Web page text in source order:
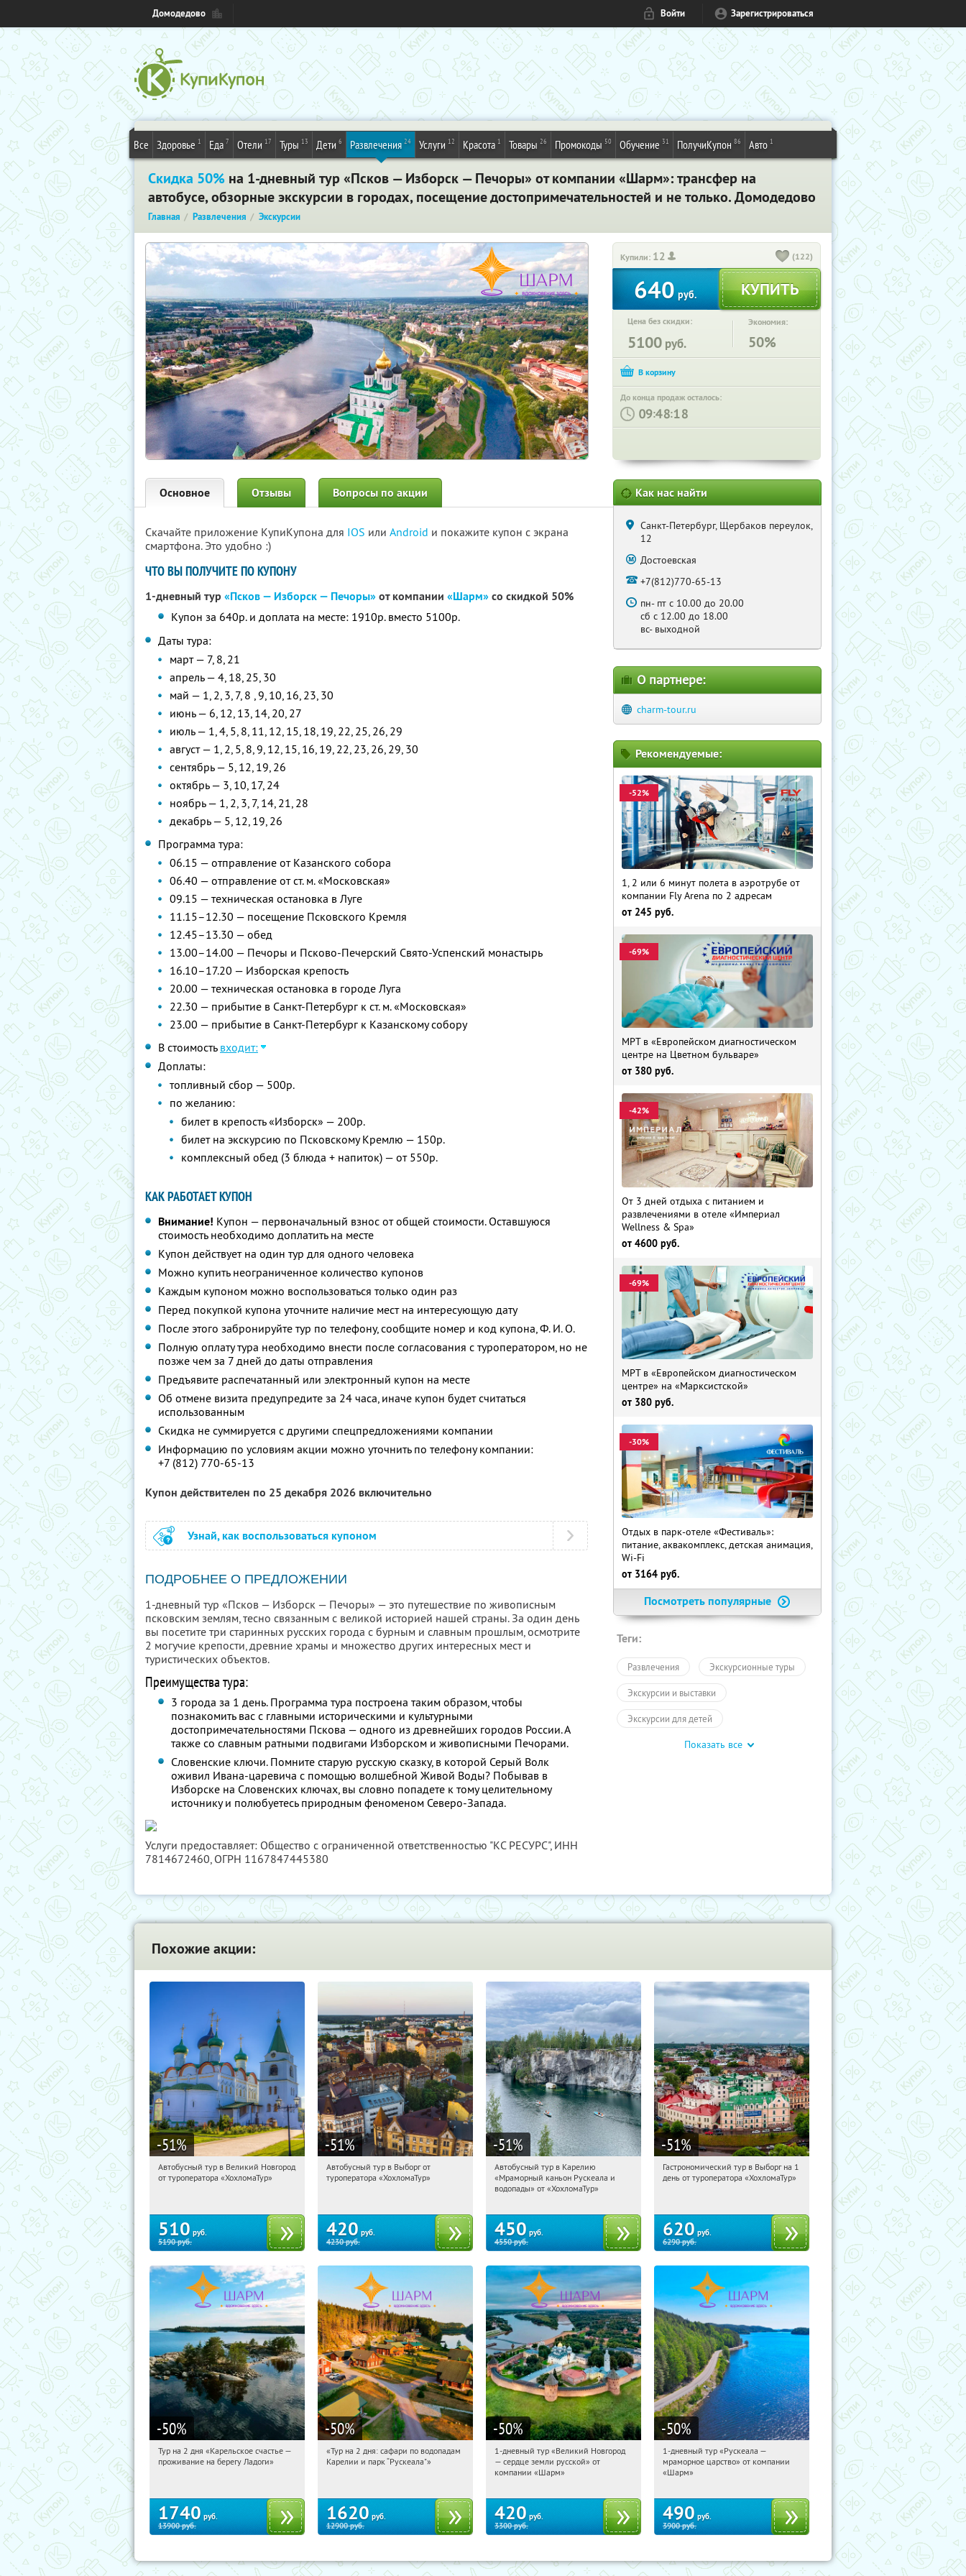
Домодедово Войти Зарегистрироваться
Все Здоровье 1 Еда 7 Отели 17 Туры 13 Дети 6 Развлечения 24 Услуги 12 Красота 1 Товары 26 Промокоды 50 Обучение 31 ПолучиКупон 86 Авто 1
Скидка 50% на 1-дневный тур «Псков — Изборск — Печоры» от компании «Шарм»: трансфер на
автобусе, обзорные экскурсии в городах, посещение достопримечательностей и не только. Домодедово
Главная Развлечения Экскурсии
Купили: 12 (122)
640 руб.
Цена без скидки:
5100 руб.
Экономия:
50%
До конца продаж осталось:
: :
Основное Отзывы Вопросы по акции
Скачайте приложение КупиКупона для IOS или Android и покажите купон с экрана
смартфона. Это удобно :)
ЧТО ВЫ ПОЛУЧИТЕ ПО КУПОНУ
1-дневный тур «Псков — Изборск — Печоры»от компании «Шарм»со скидкой 50%
Купон за 640р. и доплата на месте: 1910р. вместо 5100р.
Даты тура:
март — 7, 8, 21
апрель — 4, 18, 25, 30
май — 1, 2, 3, 7, 8 , 9, 10, 16, 23, 30
июнь — 6, 12, 13, 14, 20, 27
июль — 1, 4, 5, 8, 11, 12, 15, 18, 19, 22, 25, 26, 29
август — 1, 2, 5, 8, 9, 12, 15, 16, 19, 22, 23, 26, 29, 30
сентябрь — 5, 12, 19, 26
октябрь — 3, 10, 17, 24
ноябрь — 1, 2, 3, 7, 14, 21, 28
декабрь — 5, 12, 19, 26
Программа тура:
06.15 — отправление от Казанского собора
06.40 — отправление от ст. м. «Московская»
09.15 — техническая остановка в Луге
11.15–12.30 — посещение Псковского Кремля
12.45–13.30 — обед
13.00–14.00 — Печоры и Псково-Печерский Свято-Успенский монастырь
16.10–17.20 — Изборская крепость
20.00 — техническая остановка в городе Луга
22.30 — прибытие в Санкт-Петербург к ст. м. «Московская»
23.00 — прибытие в Санкт-Петербург к Казанскому собору
В стоимость входит:
Доплаты:
топливный сбор — 500р.
по желанию:
билет в крепость «Изборск» — 200р.
билет на экскурсию по Псковскому Кремлю — 150р.
комплексный обед (3 блюда + напиток) — от 550р.
КАК РАБОТАЕТ КУПОН
Внимание! Купон — первоначальный взнос от общей стоимости. Оставшуюся
стоимость необходимо доплатить на месте
Купон действует на один тур для одного человека
Можно купить неограниченное количество купонов
Каждым купоном можно воспользоваться только один раз
Перед покупкой купона уточните наличие мест на интересующую дату
После этого забронируйте тур по телефону, сообщите номер и код купона,Ф. И. О.
Полную оплату тура необходимо внести после согласования с туроператором, но не
позже чем за 7 дней до даты отправления
Предъявите распечатанный или электронный купон на месте
Об отмене визита предупредите за 24 часа, иначе купон будет считаться
использованным
Скидка не суммируется с другими спецпредложениями компании
Информацию по условиям акции можно уточнить по телефону компании:
+7 (812) 770-65-13
Купон действителен по 25 декабря 2026 включительно
Узнай, как воспользоваться купоном
ПОДРОБНЕЕ О ПРЕДЛОЖЕНИИ
1-дневный тур «Псков — Изборск — Печоры» — это путешествие по живописным
псковским землям, тесно связанным с великой историей нашей страны. За один день
вы посетите три старинных русских города с бурным и славным прошлым, осмотрите
2 могучие крепости, древние храмы и множество других интересных мест и
туристических объектов.
Преимущества тура:
3 города за 1 день. Программа тура построена таким образом, чтобы
познакомить вас с главными историческими и культурными
достопримечательностями Пскова — одного из древнейших городов России. А
также со славным ратными подвигами Изборском и живописными Печорами.
Словенские ключи. Помните старую русскую сказку, в которой Серый Волк
оживил Ивана-царевича с помощью волшебной Живой Воды? Побывав в
Изборске на Словенских ключах, вы словно попадете к тому целительному
источнику и полюбуетесь природным феноменом Северо-Запада.
Услуги предоставляет: Общество с ограниченной ответственностью "КС РЕСУРС", ИНН
7814672460, ОГРН 1167847445380
Как нас найти
Санкт-Петербург, Щербаков переулок,
12
Достоевская
+7(812)770-65-13
пн- пт с 10.00 до 20.00
сб с 12.00 до 18.00
вс- выходной
О партнере:
charm-tour.ru
Рекомендуемые:
-52%
1, 2 или 6 минут полета в аэротрубе от
компании Fly Arena по 2 адресам
от 245 руб.
-69%
МРТ в «Европейском диагностическом
центре на Цветном бульваре»
от 380 руб.
-42%
От 3 дней отдыха с питанием и
развлечениями в отеле «Империал
Wellness & Spa»
от 4600 руб.
-69%
МРТ в «Европейском диагностическом
центре» на «Марксистской»
от 380 руб.
-30%
Отдых в парк-отеле «Фестиваль»:
питание, аквакомплекс, детская анимация,
Wi-Fi
от 3164 руб.
Посмотреть популярные
Теги:
Развлечения Экскурсионные туры
Экскурсии и выставки
Экскурсии для детей
Автобусные экскурсии
Показать все
Похожие акции:
-51%
12:47:42 Купили:2
Автобусный тур в Великий Новгород
от туроператора «ХохломаТур»
510 руб.
5190руб.
-51%
12:47:42 Купили:
Автобусный тур в Выборг от
туроператора «ХохломаТур»
420 руб.
4230руб.
-51%
12:47:42 Купили:
Сенная площадь
Автобусный тур в Карелию
«Мраморный каньон Рускеала и
водопады» от «ХохломаТур»
450 руб.
4550руб.
-51%
12:47:42 Купили:5
Гастрономический тур в Выборг на 1
день от туроператора «ХохломаТур»
620 руб.
6290руб.
-50%
12:47:42 Купили:39
Тур на 2 дня «Карельское счастье —
проживание на берегу Ладоги»
1740 руб.
13900руб.
-50%
12:47:42 Купили:
«Тур на 2 дня: сафари по водопадам
Карелии и парк “Рускеала"»
1620 руб.
12900руб.
-50%
12:47:42 Купили:22
Достоевская
1-дневный тур «Великий Новгород
— сердце земли русской» от
компании «Шарм»
420 руб.
3300руб.
-50%
12:47:42 Купили:
Достоевская
1-дневный тур «Рускеала —
мраморное царство» от компании
«Шарм»
490 руб.
3900руб.